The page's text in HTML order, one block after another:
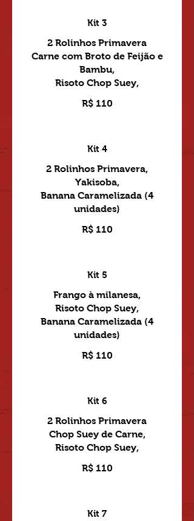
Kit 3
2 Rolinhos Primavera
Carne com Broto de Feijão e
Bambu,
R$ 110
Kit 4
2 Rolinhos Primavera,
Yakisoba,
Banana Caramelizada (4
unidades)
R$ 110
Kit 5
Frango à milanesa,
Risoto Chop Suey,
Banana Caramelizada (4
unidades)
R$ 110
Kit 6
2 Rolinhos Primavera
Chop Suey de Carne,
R$ 110
Kit 7